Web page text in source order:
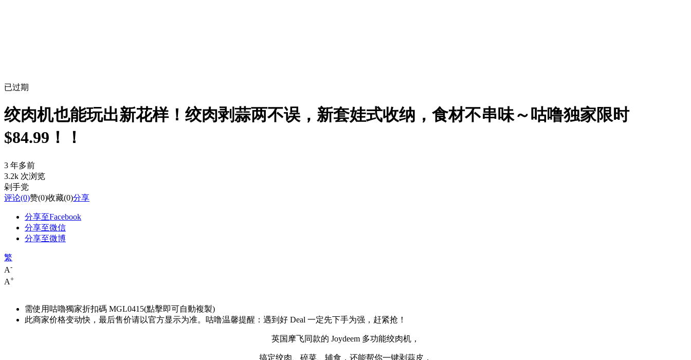
已过期
绞肉机也能玩出新花样！绞肉剥蒜两不误，新套娃式收纳，食材不串味～咕噜独家限时
$84.99！！
3 年多前
3.2k 次浏览
剁手党
评论(0)赞(0)收藏(0)分享
分享至Facebook
分享至微信
分享至微博
繁
A-
A+
需使用咕嚕獨家折扣碼 MGL0415(點擊即可自動複製)
此商家价格变动快，最后售价请以官方显示为准。咕噜温馨提醒：遇到好 Deal 一定先下手为强，赶紧抢！
英国摩飞同款的 Joydeem 多功能绞肉机，
搞定绞肉、碎菜、辅食，还能帮你一键剥蒜皮，